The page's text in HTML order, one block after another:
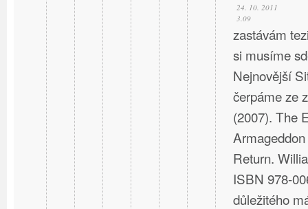
24. 10. 2011
3.09
zastávám
si musíme
Nejnovější
čerpáme ze
(2007). The
Return.
ISBN 978-
důležitého